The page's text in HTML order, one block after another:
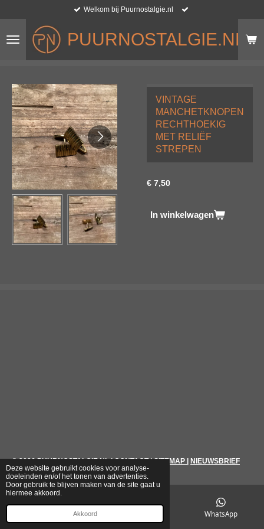
Deze website gebruikt cookies voor analyse-
doeleinden en/of het tonen van advertenties.
Door gebruik te blijven maken van de site gaat u
hiermee akkoord.
Akkoord
naar
hoofdinhoud
PUURNOSTALGIE.NL
Welkom bij Puurnostalgie.nl
VINTAGE
MANCHETKNOPEN
RECHTHOEKIG
MET RELIËF
STREPEN
€ 7,50
In winkelwagen
© 2026 PUURNOSTALGIE.NL|CONTACT|SITEMAP NIEUWSBRIEF
WhatsApp